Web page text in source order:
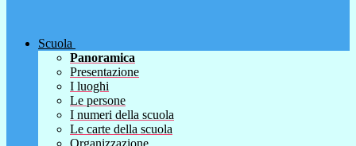
Scuola
Panoramica
Presentazione
I luoghi
Le persone
I numeri della scuola
Le carte della scuola